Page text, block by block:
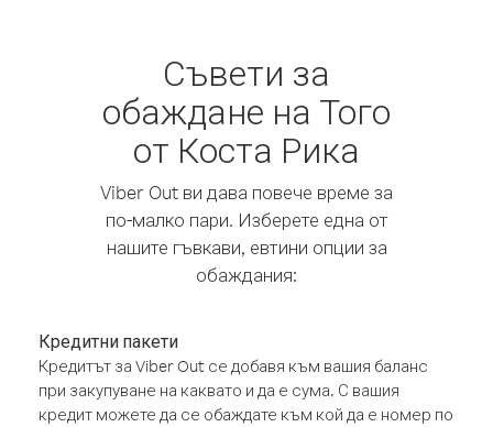
Съвети за
обаждане на Того
от Коста Рика
Viber Out ви дава повече време за
по-малко пари. Изберете една от
нашите гъвкави, евтини опции за
обаждания:
Кредитни пакети
Кредитът за Viber Out се добавя към вашия баланс
при закупуване на каквато и да е сума. С вашия
кредит можете да се обаждате към кой да е номер по